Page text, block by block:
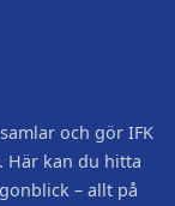
och gör IFK
kan du hitta
– allt på